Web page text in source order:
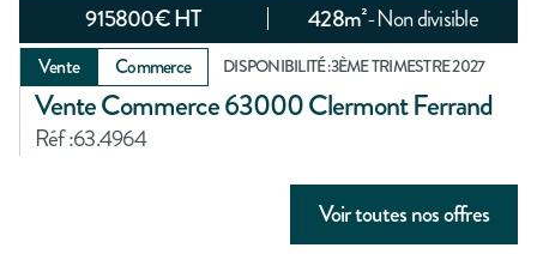
Voir toutes nos offres
915800€ HT 428m²-Non divisible
Vente Commerce DISPONIBILITÉ :3ÈME TRIMESTRE 2027
Vente Commerce 63000 Clermont Ferrand
Réf :63.4964